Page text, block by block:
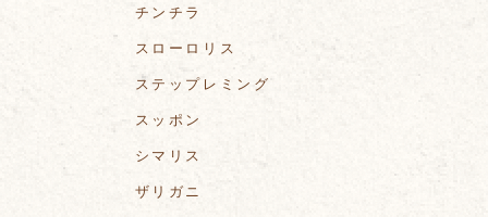
チンチラ
スローロリス
ステップレミング
スッポン
シマリス
ザリガニ